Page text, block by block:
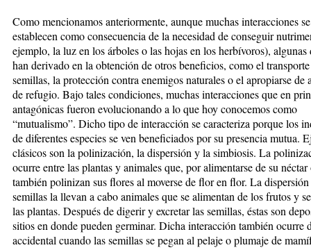
Como mencionamos anteriormente, aunque muchas interacciones se
establecen como consecuencia de la necesidad de conseguir
ejemplo, la luz en los árboles o las hojas en los herbívoros), algunas
han derivado en la obtención de otros beneficios, como el
semillas, la protección contra enemigos naturales o el apropiarse de
de refugio. Bajo tales condiciones, muchas interacciones que en
antagónicas fueron evolucionando a lo que hoy conocemos como
“mutualismo”. Dicho tipo de interacción se caracteriza porque los
de diferentes especies se ven beneficiados por su presencia mutua.
clásicos son la polinización, la dispersión y la simbiosis. La
ocurre entre las plantas y animales que, por alimentarse de su
también polinizan sus flores al moverse de flor en flor. La
semillas la llevan a cabo animales que se alimentan de los frutos y
las plantas. Después de digerir y excretar las semillas, éstas son
sitios en donde pueden germinar. Dicha interacción también ocurre
accidental cuando las semillas se pegan al pelaje o plumaje de